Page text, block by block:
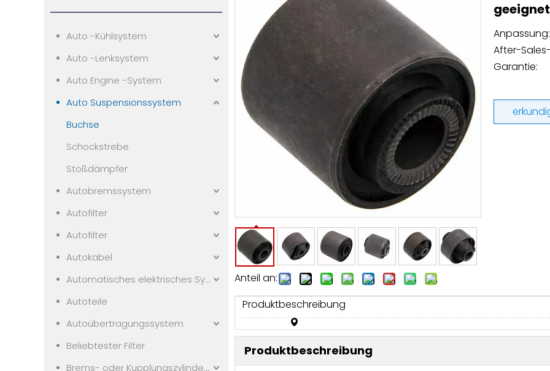
Auto -Kühlsystem
Auto -Lenksystem
Auto Engine -System
Auto Suspensionssystem
Buchse
Schockstrebe
Stoßdämpfer
Autobremssystem
Autofilter
Autofilter
Autokabel
Automatisches elektrisches System
Autoteile
Autoübertragungssystem
Beliebtester Filter
Brems- oder Kupplungszylindern
Anteil an:
geeignet
Anpassung:
After-
Garantie:
Produktbeschreibung
Produktbeschreibung